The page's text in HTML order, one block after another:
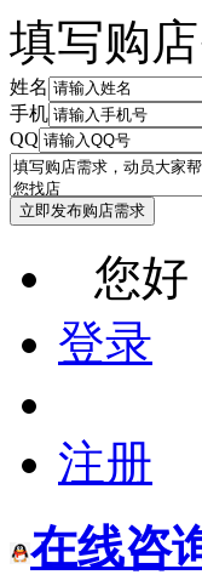
填写购
姓名
手机
QQ
您好
登录
注册
在线咨